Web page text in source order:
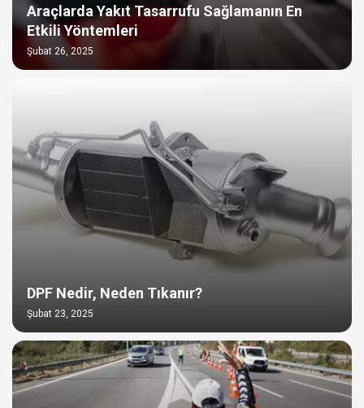
Araçlarda Yakıt Tasarrufu Sağlamanın En
Etkili Yöntemleri
Şubat 26, 2025
DPF Nedir, Neden Tıkanır?
Şubat 23, 2025